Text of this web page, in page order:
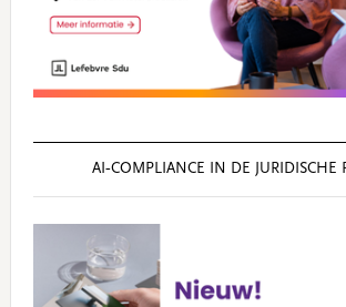
AI‑COMPLIANCE IN DE JURIDISCHE